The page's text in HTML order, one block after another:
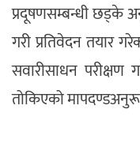
प्रदूषणसम्बन्धी छड्के
गरी प्रतिवेदन तयार
सवारीसाधन परीक्षण
तोकिएको